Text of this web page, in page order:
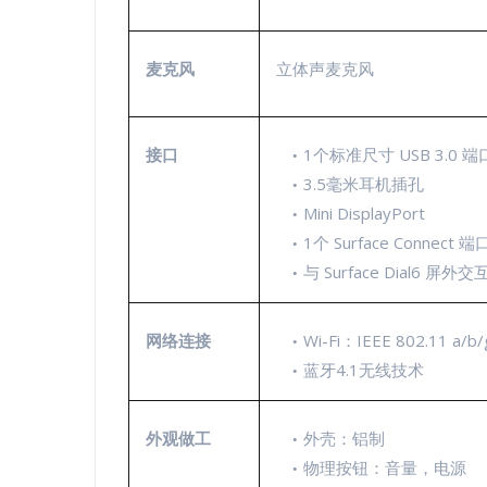
麦克风 立体声麦克风
接口
1个标准尺寸 USB 3.0 端
3.5毫米耳机插孔
Mini DisplayPort
1个 Surface Connect 端
与 Surface Dial6 屏外交
网络连接
Wi-Fi：IEEE 802.11 a/
蓝牙4.1无线技术
外观做工
外壳：铝制
物理按钮：音量，电源